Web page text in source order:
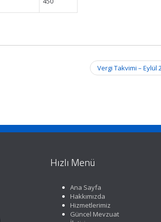
Vergi Takvimi – Eylül
Hızlı Menü
Ana Sayfa
Hakkımızda
Hizmetlerimiz
Güncel Mevzuat